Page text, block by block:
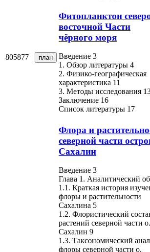
805877 план
Фитопланктон
восточной Части
чёрного моря
Введение 3
1. Обзор литературы 4
2. Физико-географическая
характеристика 11
3. Методы исследования
Заключение 16
Список литературы 17
Флора и
северной части
Сахалин
Введение 3
Глава 1. Аналитический
1.1. Краткая история
флоры и растительности
Сахалина 5
1.2. Флористический
растений северной части о.
Сахалин 9
1.3. Таксономический
флоры северной части о.